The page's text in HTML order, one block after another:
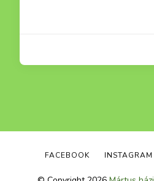
FACEBOOK INSTAGRAM